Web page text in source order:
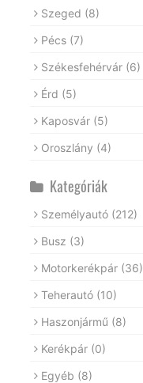
Szeged (8)
Pécs (7)
Székesfehérvár (6)
Érd (5)
Kaposvár (5)
Oroszlány (4)
Kategóriák
Személyautó (212)
Busz (3)
Motorkerékpár (36)
Teherautó (10)
Haszonjármű (8)
Kerékpár (0)
Egyéb (8)